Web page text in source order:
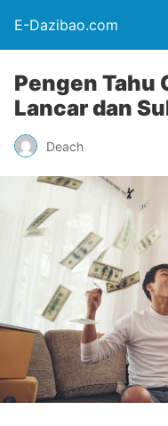
E-Dazibao.com
Pengen Tahu
Lancar dan
Deach